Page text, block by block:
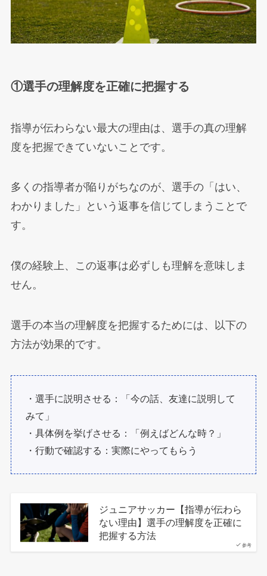
①選手の理解度を正確に把握する
指導が伝わらない最大の理由は、選手の真の理解
度を把握できていないことです。
多くの指導者が陥りがちなのが、選手の「はい、
わかりました」という返事を信じてしまうことで
す。
僕の経験上、この返事は必ずしも理解を意味しま
せん。
選手の本当の理解度を把握するためには、以下の
方法が効果的です。
・選手に説明させる：「今の話、友達に説明して
みて」
・具体例を挙げさせる：「例えばどんな時？」
・行動で確認する：実際にやってもらう
参考
ジュニアサッカー【指導が伝わら
ない理由】選手の理解度を正確に
把握する方法